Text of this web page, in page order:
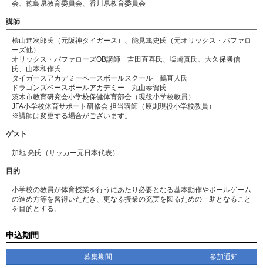
会、徳島県教育委員会、香川県教育委員会
講師
桧山進次郎氏（元阪神タイガース）、能見篤史氏（元オリックス・バファロ
ーズ他）
オリックス・バファローズOB講師 吉田直喜氏、塩崎真氏、大久保勝信
氏、山本和作氏
タイガースアカデミーベースボールスクール 鶴直人氏
ドラゴンズベースボールアカデミー 丸山泰資氏
茨木市教育研究会小学校保健体育部会（現役小学校教員）
JFA小学校体育サポート研修会 担当講師（原則現役小学校教員）
※講師は変更する場合がございます。
ゲスト
加地 亮氏（サッカー元日本代表）
目的
小学校の教員が体育授業を行うにあたり必要となる基本動作やボールゲーム
の進め方等を習得いただき、更なる授業の充実を図るための一助となること
を目的とする。
申込期間
募集期間
参加通知